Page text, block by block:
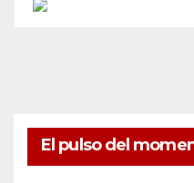
El pulso del